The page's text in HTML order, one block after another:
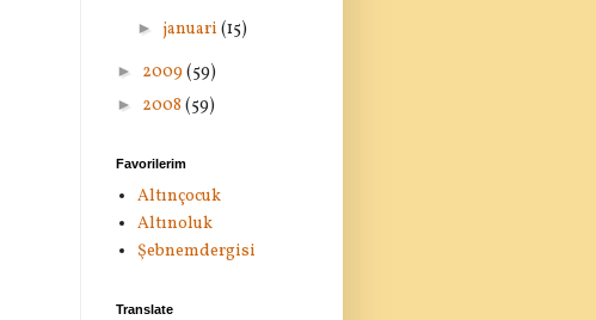
► januari (15)
► 2009 (59)
► 2008 (59)
Favorilerim
Altınçocuk
Altınoluk
Şebnemdergisi
Translate